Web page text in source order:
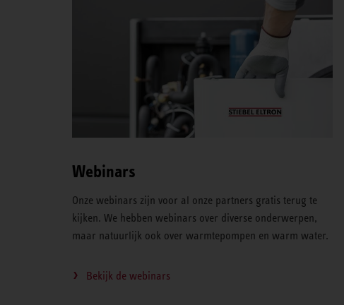
Webinars
Onze webinars zijn voor al onze partners gratis terug te
kijken. We hebben webinars over diverse onderwerpen,
maar natuurlijk ook over warmtepompen en warm water.
Bekijk de webinars